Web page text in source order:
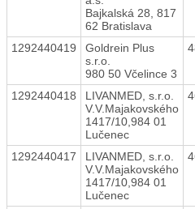
Bajkalská 28, 817
62 Bratislava
1292440419
Goldrein Plus
s.r.o.
980 50 Včelince 3
1292440418
LIVANMED, s.r.o.
V.V.Majakovského
1417/10,984 01
Lučenec
1292440417
LIVANMED, s.r.o.
V.V.Majakovského
1417/10,984 01
Lučenec